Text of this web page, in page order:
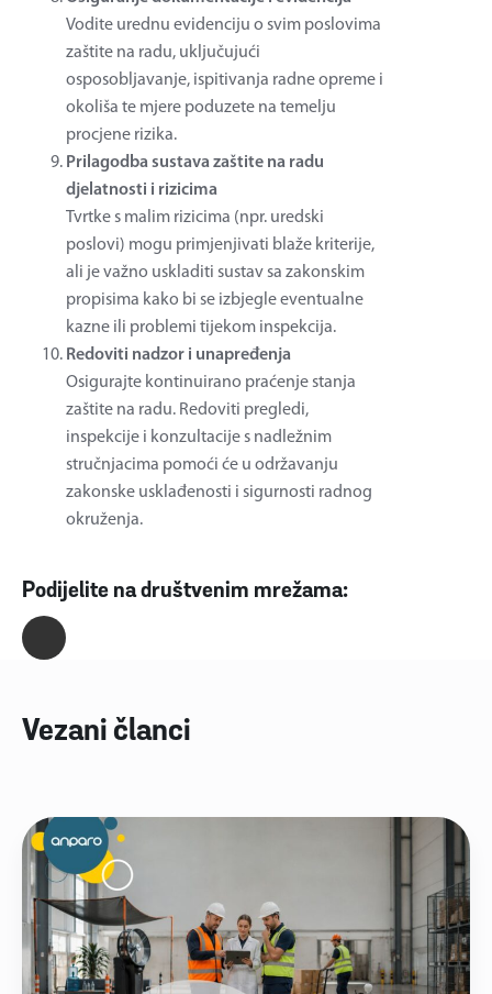
Vodite urednu evidenciju o svim poslovima
zaštite na radu, uključujući
osposobljavanje, ispitivanja radne opreme i
okoliša te mjere poduzete na temelju
procjene rizika.
Prilagodba sustava zaštite na radu
djelatnosti i rizicima
Tvrtke s malim rizicima (npr. uredski
poslovi) mogu primjenjivati blaže kriterije,
ali je važno uskladiti sustav sa zakonskim
propisima kako bi se izbjegle eventualne
kazne ili problemi tijekom inspekcija.
Redoviti nadzor i unapređenja
Osigurajte kontinuirano praćenje stanja
zaštite na radu. Redoviti pregledi,
inspekcije i konzultacije s nadležnim
stručnjacima pomoći će u održavanju
zakonske usklađenosti i sigurnosti radnog
okruženja.
Podijelite na društvenim mrežama:
Vezani članci